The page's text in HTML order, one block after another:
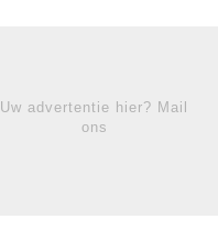
Uw advertentie hier? Mail
ons